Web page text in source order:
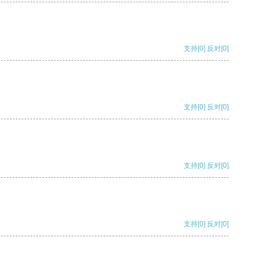
支持[0] 反对[0]
支持[0] 反对[0]
支持[0] 反对[0]
支持[0] 反对[0]